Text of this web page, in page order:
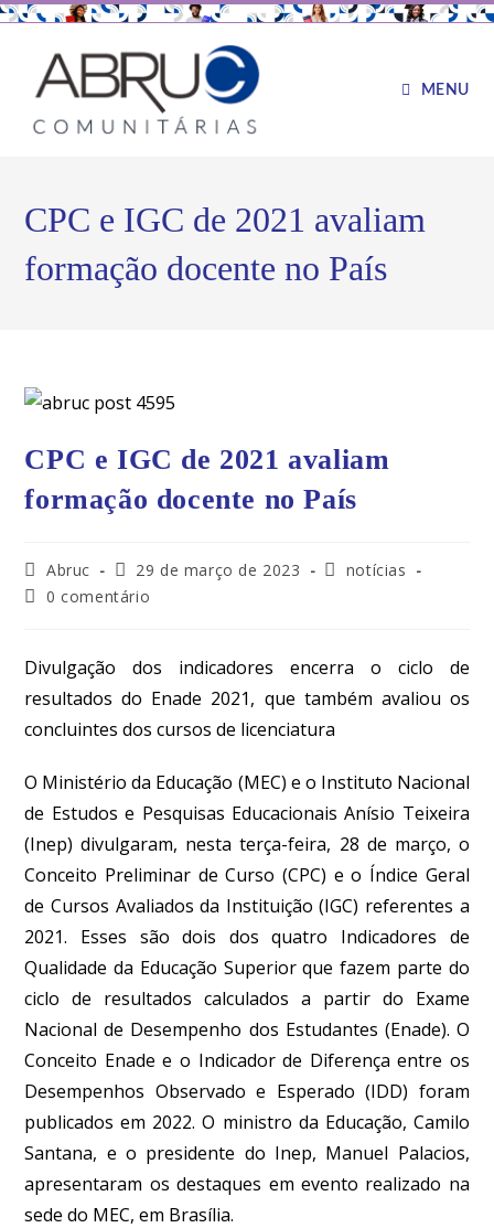
MENU
CPC e IGC de 2021 avaliam
formação docente no País
CPC e IGC de 2021 avaliam
formação docente no País
Abruc 29 de março de 2023
notícias
0 comentário
Divulgação dos indicadores encerra o ciclo de
resultados do Enade 2021, que também avaliou os
concluintes dos cursos de licenciatura
O Ministério da Educação (MEC) e o Instituto Nacional
de Estudos e Pesquisas Educacionais Anísio Teixeira
(Inep) divulgaram, nesta terça-feira, 28 de março, o
Conceito Preliminar de Curso (CPC) e o Índice Geral
de Cursos Avaliados da Instituição (IGC) referentes a
2021. Esses são dois dos quatro Indicadores de
Qualidade da Educação Superior que fazem parte do
ciclo de resultados calculados a partir do Exame
Nacional de Desempenho dos Estudantes (Enade). O
Conceito Enade e o Indicador de Diferença entre os
Desempenhos Observado e Esperado (IDD) foram
publicados em 2022. O ministro da Educação, Camilo
Santana, e o presidente do Inep, Manuel Palacios,
apresentaram os destaques em evento realizado na
sede do MEC, em Brasília.